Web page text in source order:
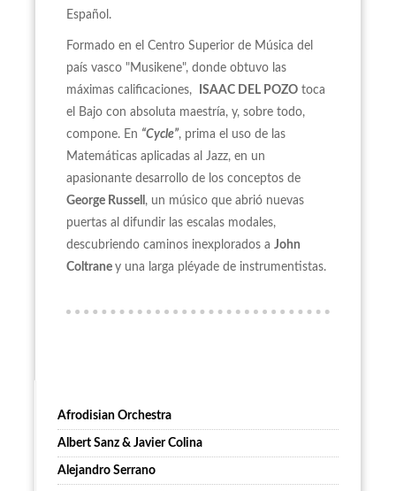
Español.
Formado en el Centro Superior de Música del
país vasco "Musikene", donde obtuvo las
máximas calificaciones,
ISAAC DEL POZO toca
el Bajo con absoluta maestría, y, sobre todo,
compone. En “Cycle”, prima el uso de las
Matemáticas aplicadas al Jazz, en un
apasionante desarrollo de los conceptos de
George Russell , un músico que abrió nuevas
puertas al difundir las escalas modales,
descubriendo caminos inexplorados a John
Coltrane y una larga pléyade de instrumentistas.
Afrodisian Orchestra
Albert Sanz & Javier Colina
Alejandro Serrano